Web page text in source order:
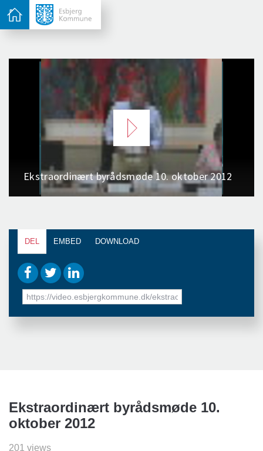
DEL EMBED DOWNLOAD
URL
to
Ekstraordinært byrådsmøde 10.
oktober 2012
201 views